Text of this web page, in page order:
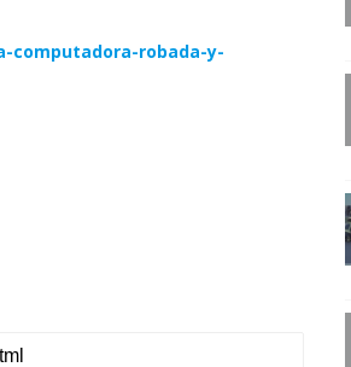
computadora-robada-y-